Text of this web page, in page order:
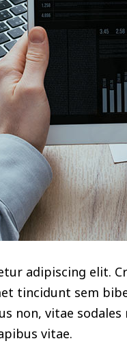
adipiscing elit.
tincidunt sem
non, vitae
vitae.